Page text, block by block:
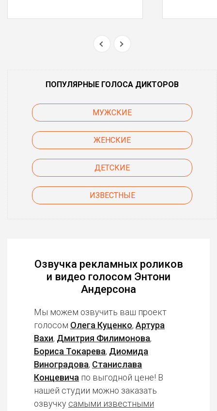
ПОПУЛЯРНЫЕ ГОЛОСА ДИКТОРОВ
МУЖСКИЕ
ЖЕНСКИЕ
ДЕТСКИЕ
ИЗВЕСТНЫЕ
Озвучка рекламных роликов
и видео голосом Энтони
Андерсона
Мы можем озвучить ваш проект
голосом Олега Куценко, Артура
Вахи, Дмитрия Филимонова,
Бориса Токарева, Диомида
Виноградова, Станислава
Концевича по выгодной цене! В
нашей студии можно заказать
озвучку самыми известными